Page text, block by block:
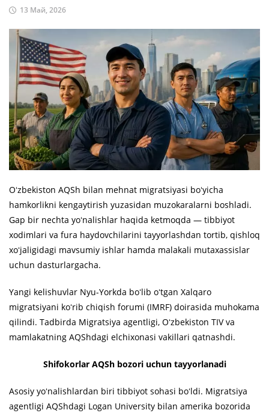
13 Май, 2026
Oʻzbekiston AQSh bilan mehnat migratsiyasi boʻyicha
hamkorlikni kengaytirish yuzasidan muzokaralarni boshladi.
Gap bir nechta yoʻnalishlar haqida ketmoqda — tibbiyot
xodimlari va fura haydovchilarini tayyorlashdan tortib, qishloq
xoʻjaligidagi mavsumiy ishlar hamda malakali mutaxassislar
uchun dasturlargacha.
Yangi kelishuvlar Nyu-Yorkda boʻlib oʻtgan Xalqaro
migratsiyani koʻrib chiqish forumi (IMRF) doirasida muhokama
qilindi. Tadbirda Migratsiya agentligi, Oʻzbekiston TIV va
mamlakatning AQShdagi elchixonasi vakillari qatnashdi.
Shifokorlar AQSh bozori uchun tayyorlanadi
Asosiy yoʻnalishlardan biri tibbiyot sohasi boʻldi. Migratsiya
agentligi AQShdagi Logan University bilan amerika bozorida